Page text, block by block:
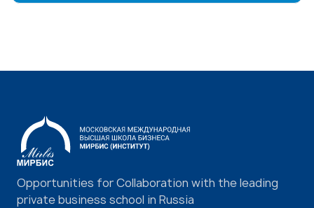
Opportunities for Collaboration with the leading
private business school in Russia